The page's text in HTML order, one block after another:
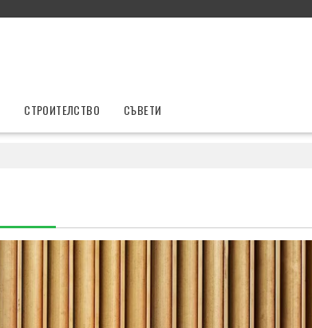
СТРОИТЕЛСТВО СЪВЕТИ